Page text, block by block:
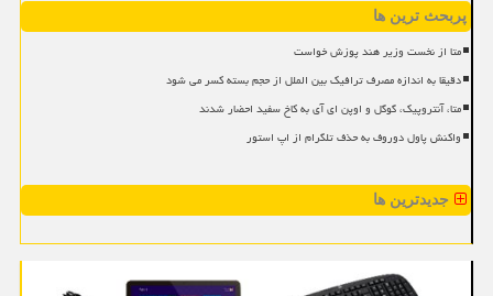
پربحث ترین ها
متا از نخست وزیر هند پوزش خواست
دقیقا به اندازه مصرف ترافیک بین الملل از حجم بسته کسر می شود
متا، آنتروپیک، گوگل و اوپن ای آی به کاخ سفید احضار شدند
واکنش پاول دوروف به حذف تلگرام از اپ استور
جدیدترین ها